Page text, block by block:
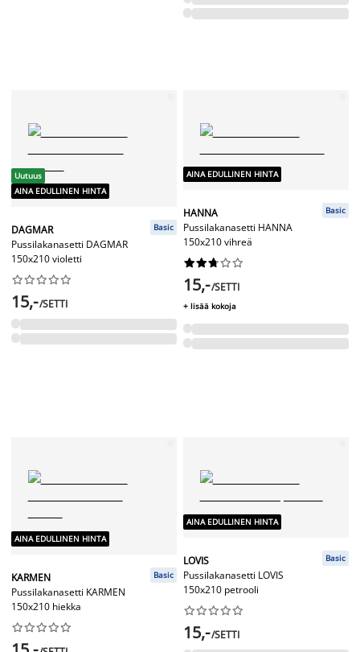
Uutuus
AINA EDULLINEN HINTA
DAGMAR
Pussilakanasetti DAGMAR
150x210 violetti
Basic






15,-/SETTI
AINA EDULLINEN HINTA
HANNA
Pussilakanasetti HANNA
150x210 vihreä
Basic






15,-/SETTI
+ lisää kokoja
AINA EDULLINEN HINTA
KARMEN
Pussilakanasetti KARMEN
150x210 hiekka
Basic






AINA EDULLINEN HINTA
LOVIS
Pussilakanasetti LOVIS
150x210 petrooli
Basic






15,-/SETTI